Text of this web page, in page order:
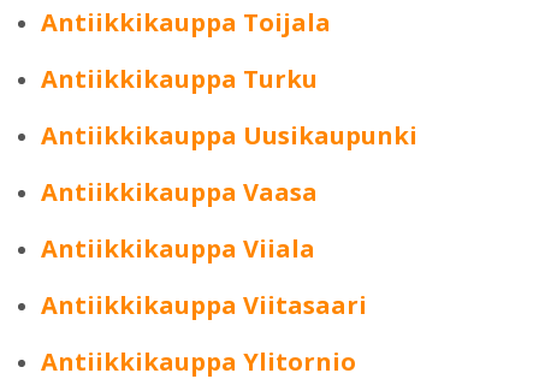
Antiikkikauppa Toijala
Antiikkikauppa Turku
Antiikkikauppa Uusikaupunki
Antiikkikauppa Vaasa
Antiikkikauppa Viiala
Antiikkikauppa Viitasaari
Antiikkikauppa Ylitornio